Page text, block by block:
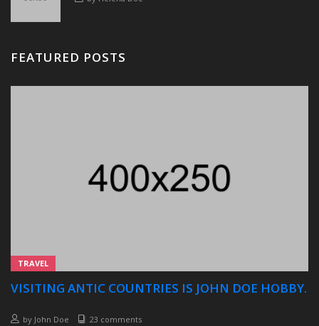
FEATURED POSTS
TRAVEL
VISITING ANTIC COUNTRIES IS JOHN DOE HOBBY.
by John Doe 23 comments